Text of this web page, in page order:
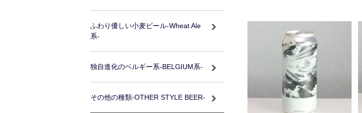
ふわり優しい小麦ビール-Wheat Ale
系-
独自進化のベルギー系-BELGIUM系-
その他の種類-OTHER STYLE BEER-